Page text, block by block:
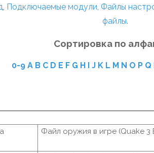
, Подключаемые модули, Файлы
файлы.
Сортировка по
0-9 A B C D E F G H I J K L M N O P Q
Файл оружия в игре (Quake 3